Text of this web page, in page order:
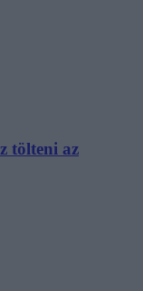
tölteni az